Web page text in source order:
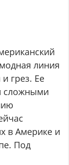
линия
грез. Ее
сложными
в Америке и
Под